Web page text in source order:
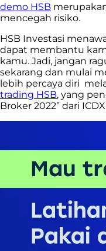
demo HSB
mencegah risiko.
HSB Investasi
dapat membantu
kamu. Jadi, jangan
sekarang dan mulai
lebih percaya diri
trading HSB, yang
Broker 2022” dari